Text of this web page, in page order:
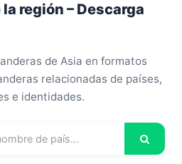
región – Descarga
de Asia en formatos
relacionadas de países,
e identidades.